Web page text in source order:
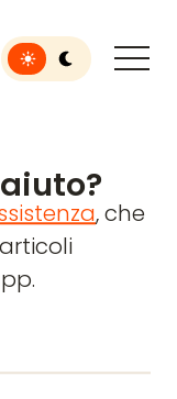
Toggle light or dark
, che